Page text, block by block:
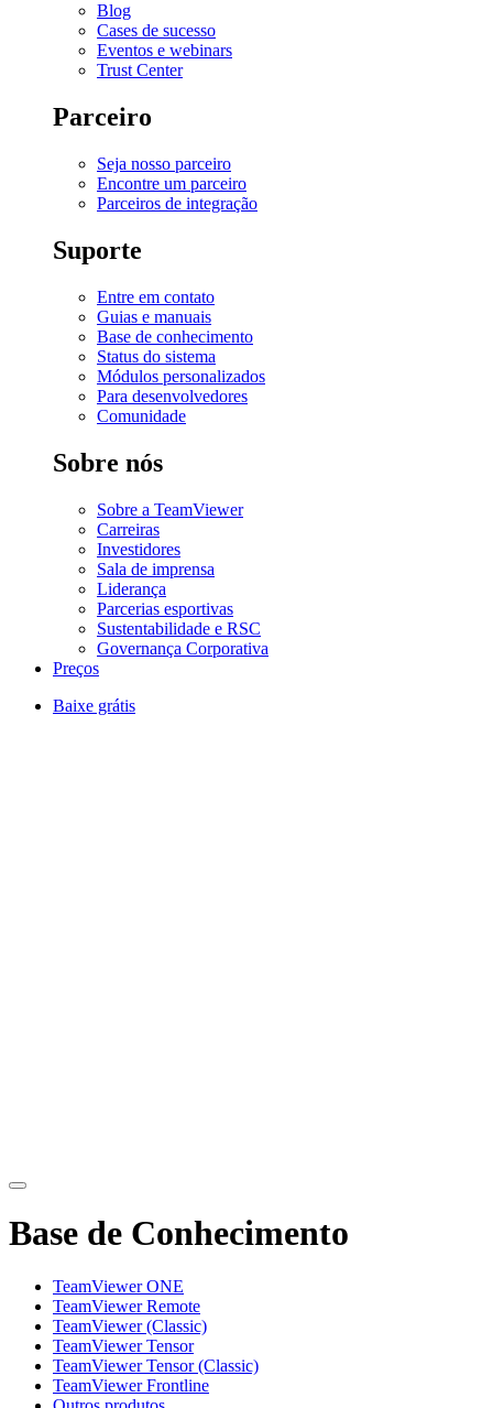
Blog
Cases de sucesso
Eventos e webinars
Trust Center
Parceiro
Seja nosso parceiro
Encontre um parceiro
Parceiros de integração
Suporte
Entre em contato
Guias e manuais
Base de conhecimento
Status do sistema
Módulos personalizados
Para desenvolvedores
Comunidade
Sobre nós
Sobre a TeamViewer
Carreiras
Investidores
Sala de imprensa
Liderança
Parcerias esportivas
Sustentabilidade e RSC
Governança Corporativa
Preços
Baixe grátis
Base de Conhecimento
TeamViewer ONE
TeamViewer Remote
TeamViewer (Classic)
TeamViewer Tensor
TeamViewer Tensor (Classic)
TeamViewer Frontline